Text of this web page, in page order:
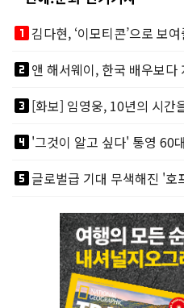
looks_one김다현, ‘이모티콘’으로 보
looks_two앤 해서웨이, 한국 배우보
looks_3[화보] 임영웅, 10년의 시간
looks_4
looks_5글로벌급 기대 무색해진 '